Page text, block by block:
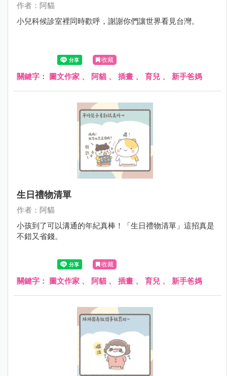
作者：阿貓
小兒科候診室裡同時歡呼，謝謝你們讓世界看見台灣。
收藏
關鍵字： 圖文作家 、 阿貓 、 插畫 、 育兒 、 新手爸媽
生日禮物清單
作者：阿貓
小孩到了可以溝通的年紀真棒！「生日禮物清單」這招真是
不錯又省錢。
收藏
關鍵字： 圖文作家 、 阿貓 、 插畫 、 育兒 、 新手爸媽